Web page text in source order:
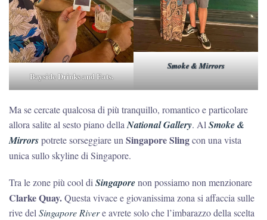
Bayside Drinks and Eats.
Smoke & Mirrors
Ma se cercate qualcosa di più tranquillo, romantico e particolare
allora salite al sesto piano della National Gallery. Al Smoke &
Mirrorspotrete sorseggiare un Singapore Slingcon una vista
unica sullo skyline di Singapore.
Tra le zone più cool di Singaporenon possiamo non menzionare
Clarke Quay.Questa vivace e giovanissima zona si affaccia sulle
rive del Singapore Rivere avrete solo che l’imbarazzo della scelta